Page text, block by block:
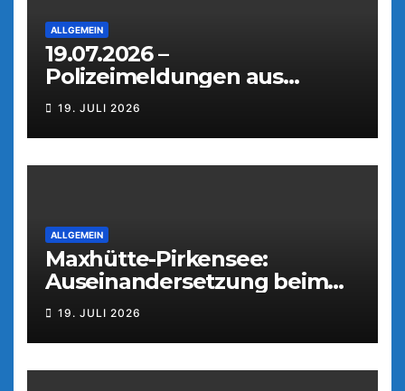
ALLGEMEIN
19.07.2026 –
Polizeimeldungen aus
Weiden
19. JULI 2026
ALLGEMEIN
Maxhütte-Pirkensee:
Auseinandersetzung beim
Parkfest
19. JULI 2026